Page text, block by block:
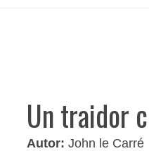
Un traidor
Autor:John le Carré